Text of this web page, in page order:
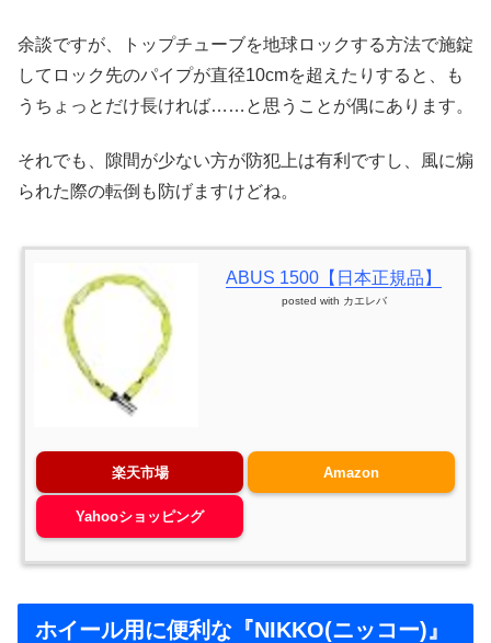
余談ですが、トップチューブを地球ロックする方法で施錠
してロック先のパイプが直径10cmを超えたりすると、も
うちょっとだけ長ければ……と思うことが偶にあります。
それでも、隙間が少ない方が防犯上は有利ですし、風に煽
られた際の転倒も防げますけどね。
ABUS 1500【日本正規品】
posted with カエレバ
楽天市場 Amazon
Yahooショッピング
ホイール用に便利な『NIKKO(ニッコー)』